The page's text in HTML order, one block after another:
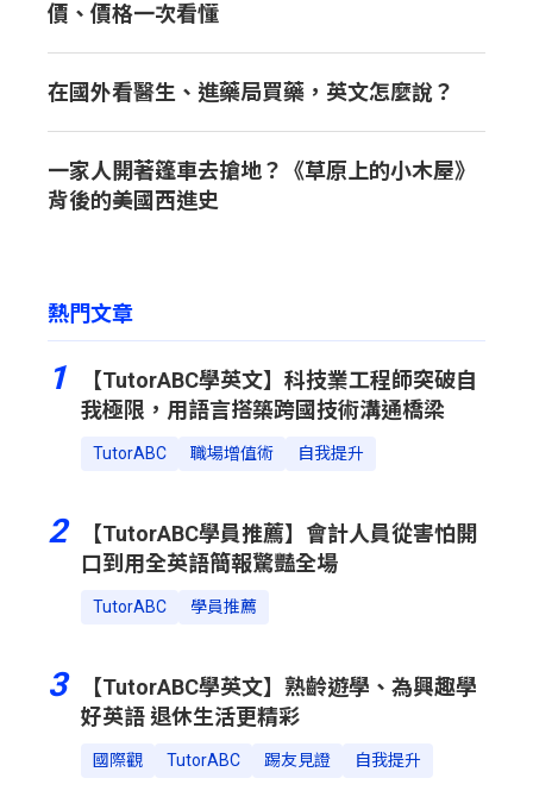
價、價格一次看懂
在國外看醫生、進藥局買藥，英文怎麼說？
一家人開著篷車去搶地？《草原上的小木屋》
背後的美國西進史
熱門文章
1
【TutorABC學英文】科技業工程師突破自
我極限，用語言搭築跨國技術溝通橋梁
TutorABC 職場增值術 自我提升
2
【TutorABC學員推薦】會計人員從害怕開
口到用全英語簡報驚豔全場
TutorABC 學員推薦
3
【TutorABC學英文】熟齡遊學、為興趣學
好英語 退休生活更精彩
國際觀 TutorABC 踢友見證 自我提升